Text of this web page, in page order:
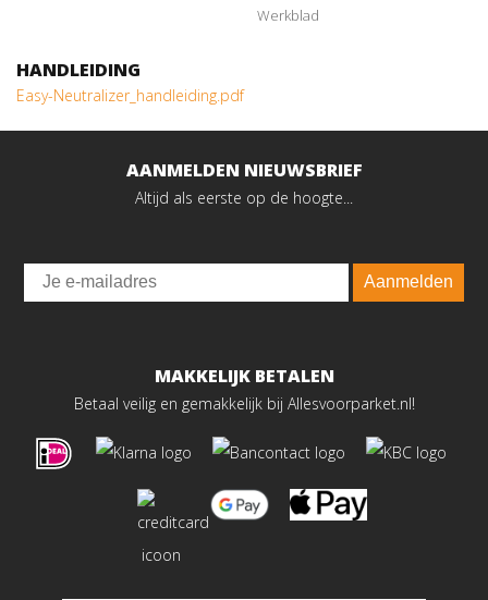
Werkblad
HANDLEIDING
Easy-Neutralizer_handleiding.pdf
AANMELDEN NIEUWSBRIEF
Altijd als eerste op de hoogte...
Email
Aanmelden
MAKKELIJK BETALEN
Betaal veilig en gemakkelijk bij Allesvoorparket.nl!